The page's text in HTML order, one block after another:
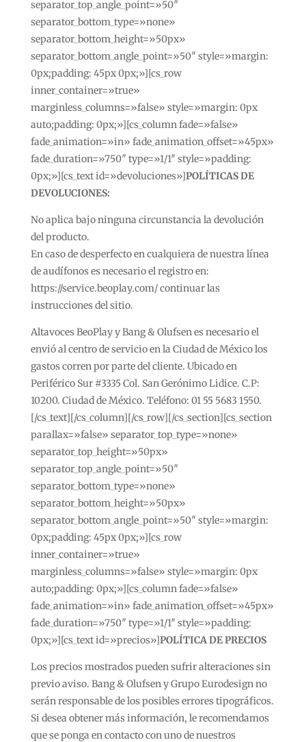
separator_top_angle_point=»50″
separator_bottom_type=»none»
separator_bottom_height=»50px»
separator_bottom_angle_point=»50″ style=»margin:
0px;padding: 45px 0px;»][cs_row
inner_container=»true»
marginless_columns=»false» style=»margin: 0px
auto;padding: 0px;»][cs_column fade=»false»
fade_animation=»in» fade_animation_offset=»45px»
fade_duration=»750″ type=»1/1″ style=»padding:
0px;»][cs_text id=»devoluciones»]POLÍTICAS DE
DEVOLUCIONES:
No aplica bajo ninguna circunstancia la devolución
del producto.
En caso de desperfecto en cualquiera de nuestra línea
de audífonos es necesario el registro en:
https://service.beoplay.com/ continuar las
instrucciones del sitio.
Altavoces BeoPlay y Bang & Olufsen es necesario el
envió al centro de servicio en la Ciudad de México los
gastos corren por parte del cliente. Ubicado en
Periférico Sur #3335 Col. San Gerónimo Lidice. C.P:
10200. Ciudad de México. Teléfono: 01 55 5683 1550.
[/cs_text][/cs_column][/cs_row][/cs_section][cs_section
parallax=»false» separator_top_type=»none»
separator_top_height=»50px»
separator_top_angle_point=»50″
separator_bottom_type=»none»
separator_bottom_height=»50px»
separator_bottom_angle_point=»50″ style=»margin:
0px;padding: 45px 0px;»][cs_row
inner_container=»true»
marginless_columns=»false» style=»margin: 0px
auto;padding: 0px;»][cs_column fade=»false»
fade_animation=»in» fade_animation_offset=»45px»
fade_duration=»750″ type=»1/1″ style=»padding:
0px;»][cs_text id=»precios»]POLÍTICA DE PRECIOS
Los precios mostrados pueden sufrir alteraciones sin
previo aviso. Bang & Olufsen y Grupo Eurodesign no
serán responsable de los posibles errores tipográficos.
Si desea obtener más información, le recomendamos
que se ponga en contacto con uno de nuestros